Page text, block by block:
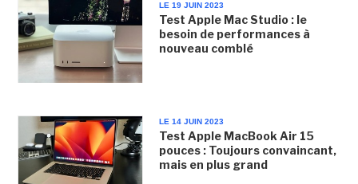
LE 19 JUIN 2023
Test Apple Mac Studio : le
besoin de performances à
nouveau comblé
LE 14 JUIN 2023
Test Apple MacBook Air 15
pouces : Toujours convaincant,
mais en plus grand